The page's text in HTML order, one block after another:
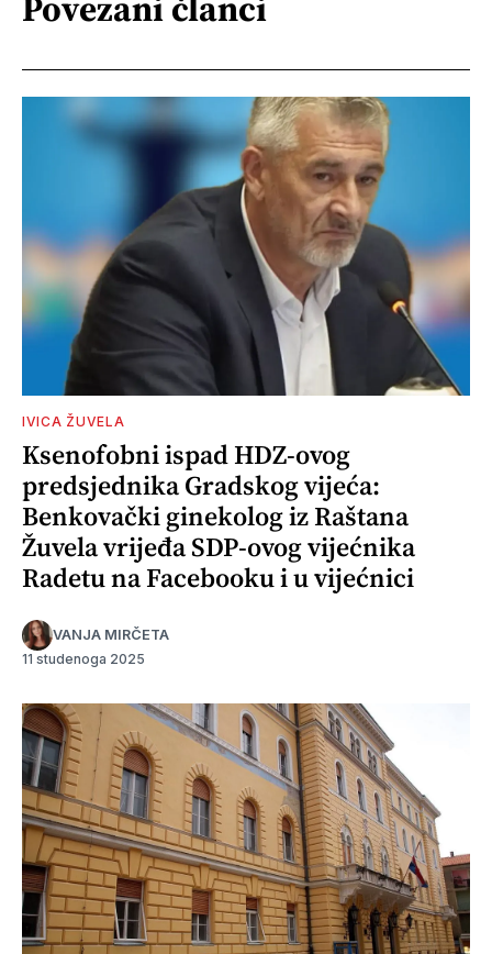
IVICA ŽUVELA
Ksenofobni ispad HDZ-ovog
predsjednika Gradskog vijeća:
Benkovački ginekolog iz Raštana
Žuvela vrijeđa SDP-ovog vijećnika
Radetu na Facebooku i u vijećnici
VANJA MIRČETA
11 studenoga 2025